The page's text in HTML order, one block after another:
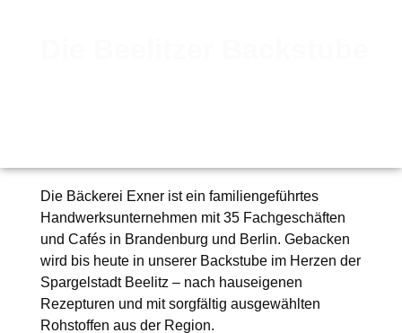
Die Bäckerei Exner ist ein familiengeführtes
Handwerksunternehmen mit35 Fachgeschäften
und Cafés in Brandenburg und Berlin. Gebacken
wird bis heute in unserer Backstube im Herzen der
Spargelstadt Beelitz – nach hauseigenen
Rezepturen und mit sorgfältig ausgewählten
Rohstoffen aus der Region.